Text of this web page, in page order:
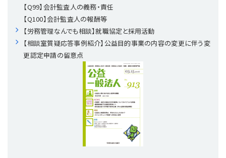
法改正-法人運営
電子帳簿保存法
カレンダー
NEWS・TOPIC・特報
【連載】オピニオンリーダーのnote
【連載】公益法人運営実務の処方箋
【連載】採用・定着・育成のための人事戦略
【連載】事例に学ぶ立入検査で想定される指摘事項
【連載】シェアコモン200インタビュー
【連載】シェアコモン200 誌上相談室
【連載】実務と税務のポイント
公益・一般法人オンラインとは
登録案内
【Q99】会計監査人の義務・責任
【Q100】会計監査人の報酬等
【労務管理なんでも相談】就職協定と採用活動
【相談室質疑応答事例紹介】公益目的事業の内容の変更に伴う変
更認定申請の留意点